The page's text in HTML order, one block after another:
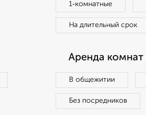
1‑комнатные
На длительный срок
Аренда комнат
В общежитии
Без посредников